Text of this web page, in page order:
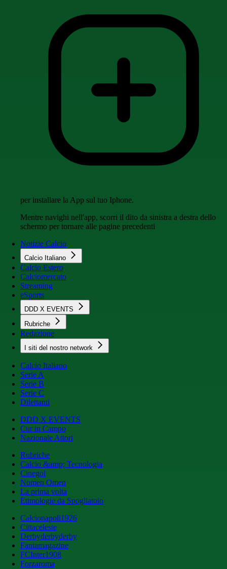
per installare la App sul tuo Iphone.
Mentre navighi nell'app, scorri il dito da sinistra a destra dello
schermo per tornare alle pagine precedenti
Notizie Calcio
Calcio Italiano
Calcio Estero
Calciomercato
Streaming
eSports
DDD X EVENTS
Rubriche
Redazione
I siti del nostro network
Calcio Italiano
Serie A
Serie B
Serie C
Dilettanti
DDD X EVENTS
Cur in Campo
Nazionale Attori
Rubriche
Calcio &amp; Tecnologia
Cinegol
Nomen Omen
La prima volta
Etimologie da Spogliatoio
Calcionapoli1926
Cittaceleste
Derbyderbyderby
Fantamagazine
FCInter1908
Forzaroma